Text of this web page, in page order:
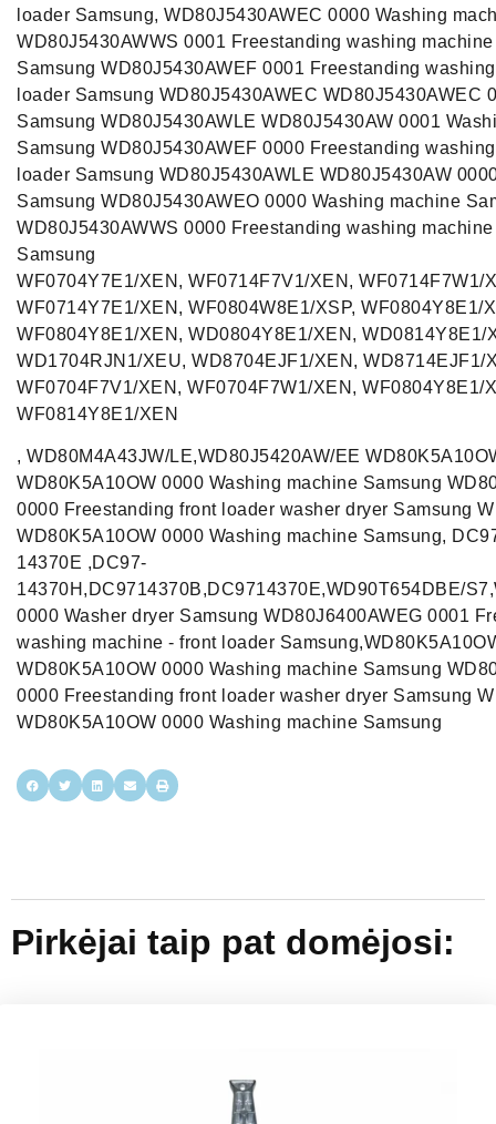
loader Samsung, WD80J5430AWEC 0000 Washing
WD80J5430AWWS 0001 Freestanding washing
Samsung WD80J5430AWEF 0001 Freestanding
loader Samsung WD80J5430AWEC WD80J5430AWEC
Samsung WD80J5430AWLE WD80J5430AW 0001
Samsung WD80J5430AWEF 0000 Freestanding
loader Samsung WD80J5430AWLE WD80J5430AW
Samsung WD80J5430AWEO 0000 Washing machine
WD80J5430AWWS 0000 Freestanding washing
Samsung
WF0704Y7E1/XEN, WF0714F7V1/XEN, WF0714F7W1/
WF0714Y7E1/XEN, WF0804W8E1/XSP, WF0804Y8E1/
WF0804Y8E1/XEN, WD0804Y8E1/XEN, WD0814Y8E1/
WD1704RJN1/XEU, WD8704EJF1/XEN, WD8714EJF1/
WF0704F7V1/XEN, WF0704F7W1/XEN, WF0804Y8E1/
WF0814Y8E1/XEN
, WD80M4A43JW/LE,WD80J5420AW/EE
WD80K5A10OW 0000 Washing machine Samsung
0000 Freestanding front loader washer dryer Samsung
WD80K5A10OW 0000 Washing machine Samsung,
14370E ,DC97-
14370H,DC9714370B,DC9714370E,WD90T654DBE/
0000 Washer dryer Samsung WD80J6400AWEG 0001
washing machine - front loader
WD80K5A10OW 0000 Washing machine Samsung
0000 Freestanding front loader washer dryer Samsung
WD80K5A10OW 0000 Washing machine Samsung
Pirkėjai taip pat domėjosi: